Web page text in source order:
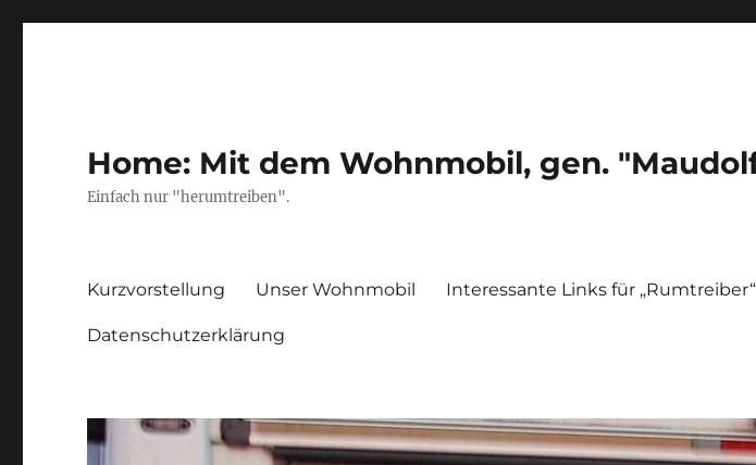
Home: Mit dem Wohnmobil, gen.
Einfach nur "herumtreiben".
Kurzvorstellung Unser Wohnmobil Interessante Links für „Rumtreiber“
Datenschutzerklärung